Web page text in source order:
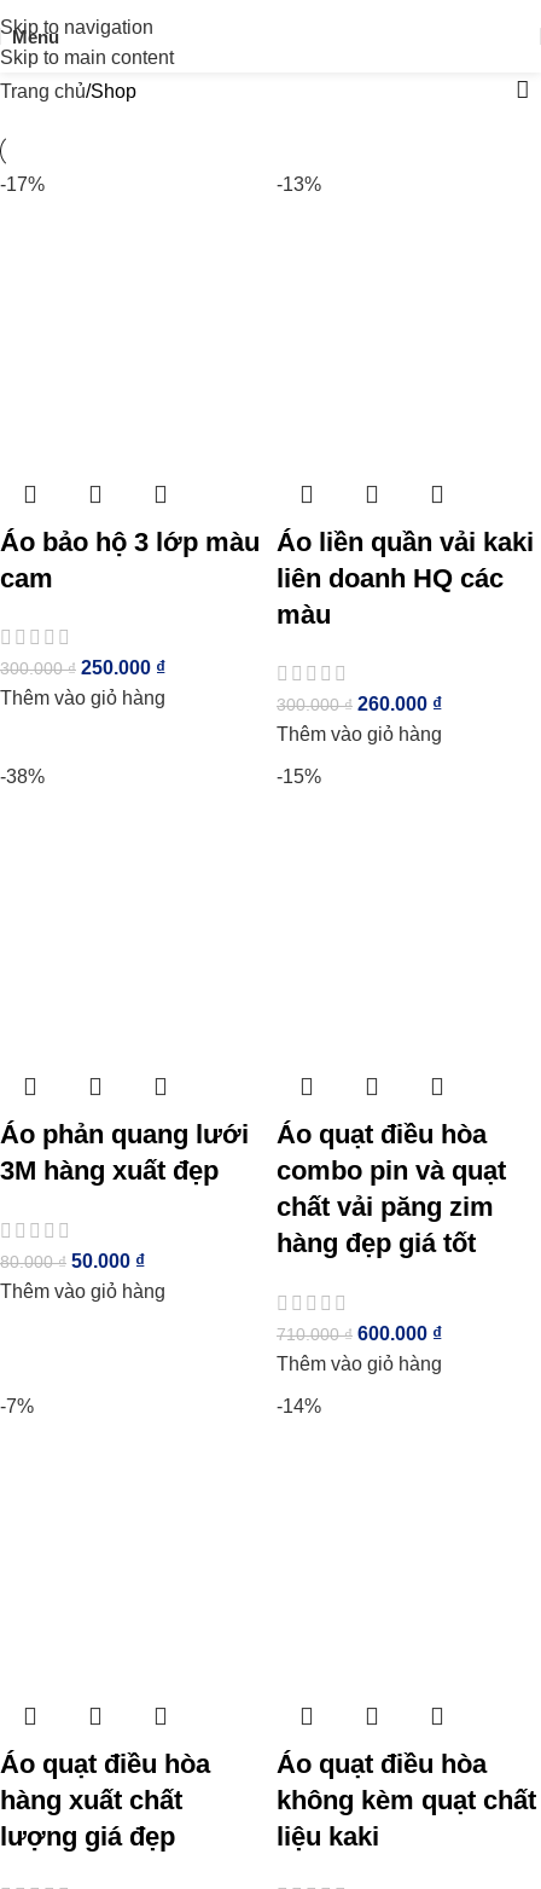
Skip to navigation
Skip to main content
Menu
Trang chủ Shop
-17%
Áo bảo hộ 3 lớp màu
cam
300.000₫ 250.000 ₫
Thêm vào giỏ hàng
-13%
Áo liền quần vải kaki
liên doanh HQ các
màu
300.000₫ 260.000 ₫
Thêm vào giỏ hàng
-38%
Áo phản quang lưới
3M hàng xuất đẹp
80.000₫ 50.000 ₫
Thêm vào giỏ hàng
-15%
Áo quạt điều hòa
combo pin và quạt
chất vải păng zim
hàng đẹp giá tốt
710.000₫ 600.000 ₫
Thêm vào giỏ hàng
-7%
Áo quạt điều hòa
hàng xuất chất
lượng giá đẹp
-14%
Áo quạt điều hòa
không kèm quạt chất
liệu kaki